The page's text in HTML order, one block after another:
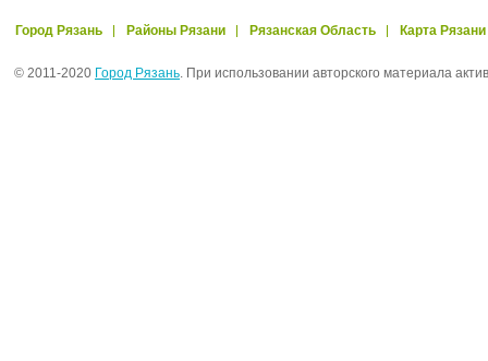
Город Рязань Районы Рязани Рязанская Область Карта Рязани
© 2011-2020 Город Рязань. При использовании авторского материала